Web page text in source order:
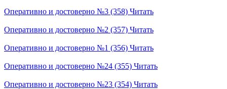
Оперативно и достоверно №3 (358) Читать
Оперативно и достоверно №2 (357) Читать
Оперативно и достоверно №1 (356) Читать
Оперативно и достоверно №24 (355) Читать
Оперативно и достоверно №23 (354) Читать